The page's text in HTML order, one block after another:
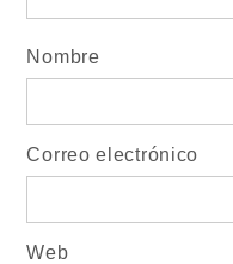
Nombre
Correo electrónico
Web